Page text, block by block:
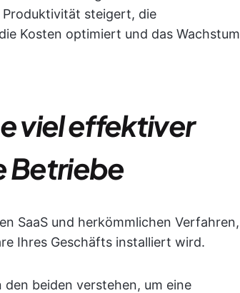
Produktivität steigert, die
Kosten optimiert und das Wachstum
viel effektiver
Betriebe
SaaS und herkömmlichen Verfahren,
Ihres Geschäfts installiert wird.
beiden verstehen, um eine